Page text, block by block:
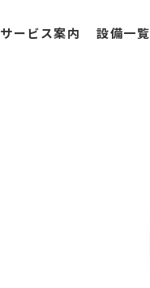
サービス案内 設備一覧